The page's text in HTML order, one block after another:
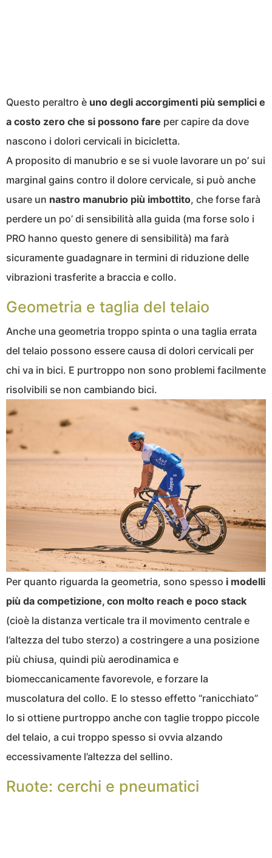
Questo peraltro è uno degli accorgimenti più semplici e
a costo zero che si possono fare per capire da dove
nascono i dolori cervicali in bicicletta.
A proposito di manubrio e se si vuole lavorare un po’ sui
marginal gains contro il dolore cervicale, si può anche
usare un nastro manubrio più imbottito, che forse farà
perdere un po’ di sensibilità alla guida (ma forse solo i
PRO hanno questo genere di sensibilità) ma farà
sicuramente guadagnare in termini di riduzione delle
vibrazioni trasferite a braccia e collo.
Geometria e taglia del telaio
Anche una geometria troppo spinta o una taglia errata
del telaio possono essere causa di dolori cervicali per
chi va in bici. E purtroppo non sono problemi facilmente
risolvibili se non cambiando bici.
Per quanto riguarda la geometria, sono spesso i modelli
più da competizione, con molto reach e poco stack
(cioè la distanza verticale tra il movimento centrale e
l’altezza del tubo sterzo) a costringere a una posizione
più chiusa, quindi più aerodinamica e
biomeccanicamente favorevole, e forzare la
muscolatura del collo. E lo stesso effetto “ranicchiato”
lo si ottiene purtroppo anche con taglie troppo piccole
del telaio, a cui troppo spesso si ovvia alzando
eccessivamente l’altezza del sellino.
Ruote: cerchi e pneumatici